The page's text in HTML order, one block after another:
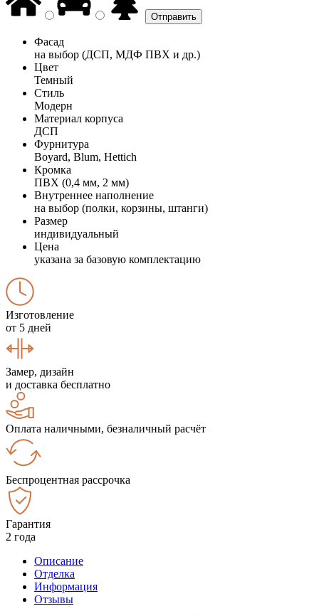
Фасад
на выбор (ДСП, МДФ ПВХ и др.)
Цвет
Темный
Стиль
Модерн
Материал корпуса
ДСП
Фурнитура
Boyard, Blum, Hettich
Кромка
ПВХ (0,4 мм, 2 мм)
Внутреннее наполнение
на выбор (полки, корзины, штанги)
Размер
индивидуальный
Цена
указана за базовую комплектацию
Изготовление
от 5 дней
Замер, дизайн
и доставка бесплатно
Оплата наличными, безналичный расчёт
Беспроцентная рассрочка
Гарантия
2 года
Описание
Отделка
Информация
Отзывы